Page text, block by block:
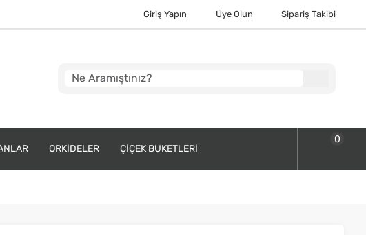
Giriş Yapın Üye Olun Sipariş Takibi
ORKIDELER ÇIÇEK BUKETLERI
0